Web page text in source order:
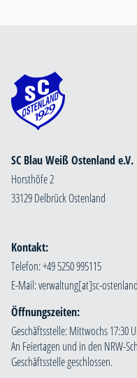
SC Blau Weiß Ostenland e.V.
Horsthöfe 2
33129 Delbrück Ostenland
Kontakt:
Telefon: +49 5250 995115
E-Mail:
Öffnungszeiten:
Geschäftsstelle: Mittwochs 17:30
An Feiertagen und in den NRW-
Geschäftsstelle geschlossen.